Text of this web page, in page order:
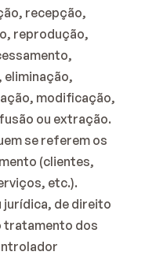
recepção,
reprodução,
eliminação,
modificação,
ou extração.
se referem os
(clientes,
etc.).
jurídica, de direito
tratamento dos